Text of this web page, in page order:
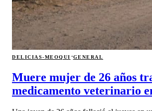
DELICIAS-MEOQUI ·GENERAL
Muere mujer de 26 años
medicamento veterinario